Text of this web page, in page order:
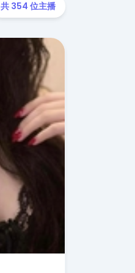
共 354 位主播